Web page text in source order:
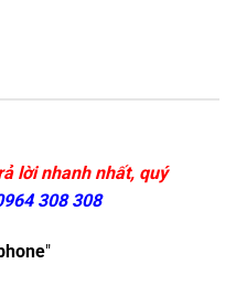
lời nhanh nhất, quý
308 308
"